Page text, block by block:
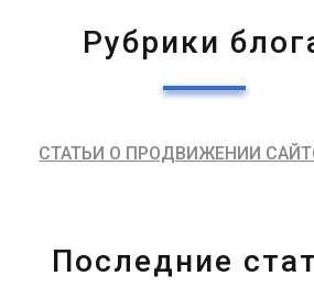
Рубрики
СТАТЬИ О ПРОДВИЖЕНИИ
Последние